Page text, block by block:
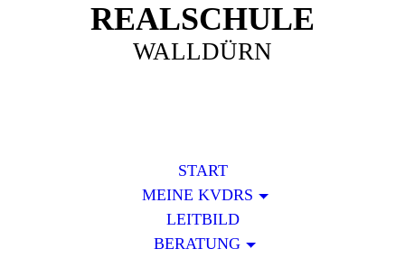
REALSCHULE
WALLDÜRN
START
MEINE KVDRS
LEITBILD
BERATUNG